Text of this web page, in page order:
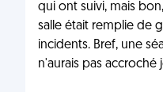
qui ont suivi, mais
salle était remplie de
incidents. Bref, une
n'aurais pas accroché